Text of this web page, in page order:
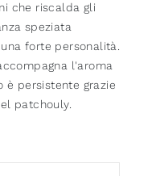
che riscalda gli
speziata
forte personalità.
l'aroma
è persistente grazie
patchouly.